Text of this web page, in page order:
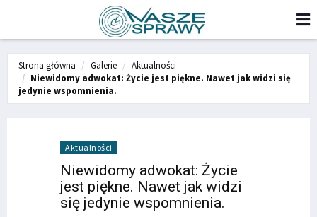
Strona główna Galerie
Aktualności
Niewidomy adwokat: Życie jest piękne. Nawet jak widzi się
jedynie wspomnienia.
Aktualności
Niewidomy adwokat: Życie
jest piękne. Nawet jak widzi
się jedynie wspomnienia.